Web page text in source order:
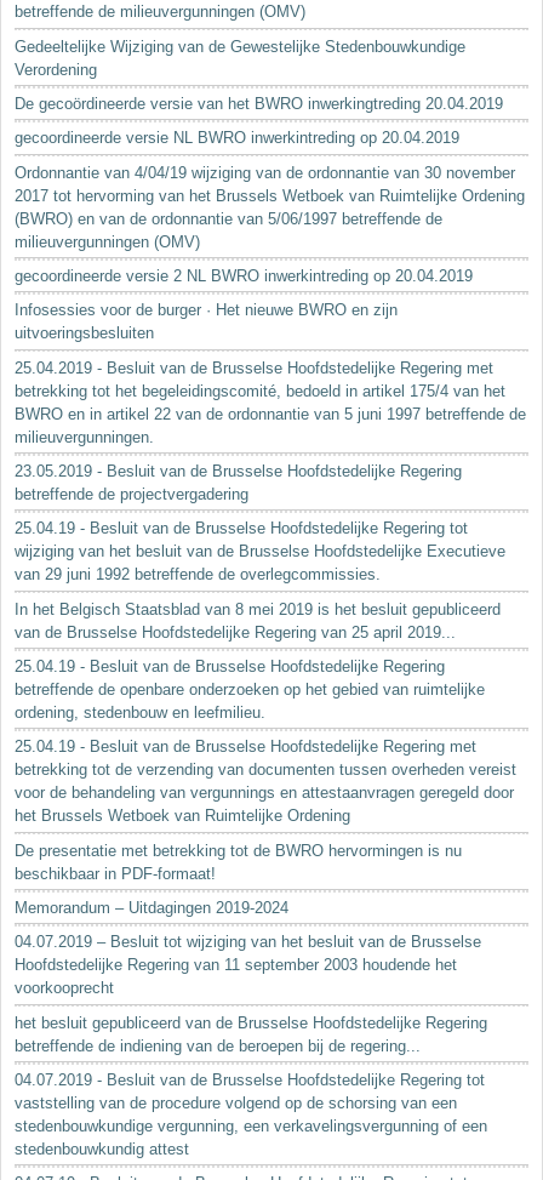
betreffende de milieuvergunningen (OMV)
Gedeeltelijke Wijziging van de Gewestelijke Stedenbouwkundige
Verordening
De gecoördineerde versie van het BWRO inwerkingtreding 20.04.2019
gecoordineerde versie NL BWRO inwerkintreding op 20.04.2019
Ordonnantie van 4/04/19 wijziging van de ordonnantie van 30 november
2017 tot hervorming van het Brussels Wetboek van Ruimtelijke Ordening
(BWRO) en van de ordonnantie van 5/06/1997 betreffende de
milieuvergunningen (OMV)
gecoordineerde versie 2 NL BWRO inwerkintreding op 20.04.2019
Infosessies voor de burger · Het nieuwe BWRO en zijn
uitvoeringsbesluiten
25.04.2019 - Besluit van de Brusselse Hoofdstedelijke Regering met
betrekking tot het begeleidingscomité, bedoeld in artikel 175/4 van het
BWRO en in artikel 22 van de ordonnantie van 5 juni 1997 betreffende de
milieuvergunningen.
23.05.2019 - Besluit van de Brusselse Hoofdstedelijke Regering
betreffende de projectvergadering
25.04.19 - Besluit van de Brusselse Hoofdstedelijke Regering tot
wijziging van het besluit van de Brusselse Hoofdstedelijke Executieve
van 29 juni 1992 betreffende de overlegcommissies.
In het Belgisch Staatsblad van 8 mei 2019 is het besluit gepubliceerd
van de Brusselse Hoofdstedelijke Regering van 25 april 2019...
25.04.19 - Besluit van de Brusselse Hoofdstedelijke Regering
betreffende de openbare onderzoeken op het gebied van ruimtelijke
ordening, stedenbouw en leefmilieu.
25.04.19 - Besluit van de Brusselse Hoofdstedelijke Regering met
betrekking tot de verzending van documenten tussen overheden vereist
voor de behandeling van vergunnings en attestaanvragen geregeld door
het Brussels Wetboek van Ruimtelijke Ordening
De presentatie met betrekking tot de BWRO hervormingen is nu
beschikbaar in PDF-formaat!
Memorandum – Uitdagingen 2019-2024
04.07.2019 – Besluit tot wijziging van het besluit van de Brusselse
Hoofdstedelijke Regering van 11 september 2003 houdende het
voorkooprecht
het besluit gepubliceerd van de Brusselse Hoofdstedelijke Regering
betreffende de indiening van de beroepen bij de regering...
04.07.2019 - Besluit van de Brusselse Hoofdstedelijke Regering tot
vaststelling van de procedure volgend op de schorsing van een
stedenbouwkundige vergunning, een verkavelingsvergunning of een
stedenbouwkundig attest